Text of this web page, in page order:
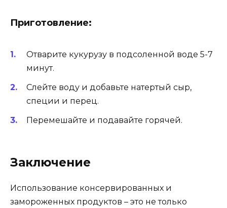
Приготовление:
Отварите кукурузу в подсоленной воде 5-7
минут.
Слейте воду и добавьте натертый сыр,
специи и перец.
Перемешайте и подавайте горячей.
Заключение
Использование консервированных и
замороженных продуктов – это не только